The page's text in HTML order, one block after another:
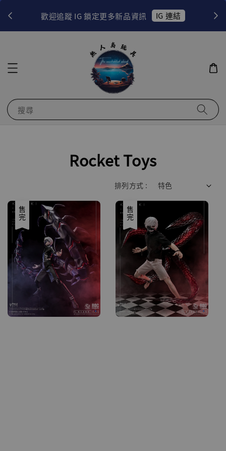
歡迎追蹤 IG 鎖定更多新品資訊 IG 連結
搜尋
Rocket Toys
排列方式 :
售完 售完